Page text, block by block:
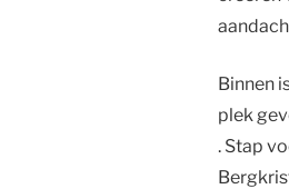
Binnen
plek
. Stap